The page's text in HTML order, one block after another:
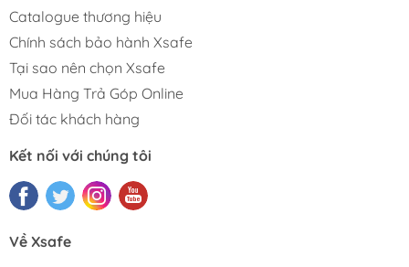
Catalogue thương hiệu
Chính sách bảo hành Xsafe
Tại sao nên chọn Xsafe
Mua Hàng Trả Góp Online
Đối tác khách hàng
Kết nối với chúng tôi
Về Xsafe